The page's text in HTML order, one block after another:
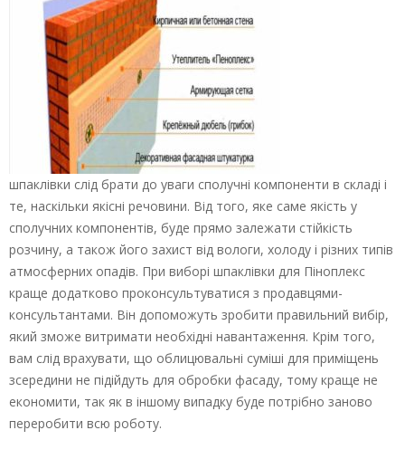
шпаклівки слід брати до уваги сполучні компоненти в складі і
те, наскільки якісні речовини. Від того, яке саме якість у
сполучних компонентів, буде прямо залежати стійкість
розчину, а також його захист від вологи, холоду і різних типів
атмосферних опадів. При виборі шпаклівки для Піноплекс
краще додатково проконсультуватися з продавцями-
консультантами. Він допоможуть зробити правильний вибір,
який зможе витримати необхідні навантаження. Крім того,
вам слід врахувати, що облицювальні суміші для приміщень
зсередини не підійдуть для обробки фасаду, тому краще не
економити, так як в іншому випадку буде потрібно заново
переробити всю роботу.